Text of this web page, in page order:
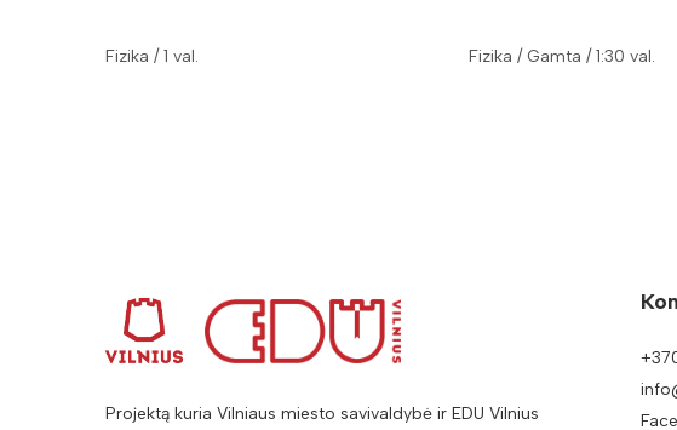
Fizika / 1 val. Fizika / Gamta / 1:30 val.
Projektą kuria Vilniaus miesto savivaldybė ir EDU Vilnius